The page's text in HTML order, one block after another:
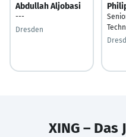
Abdullah Aljobasi
---
Dresden
XING –